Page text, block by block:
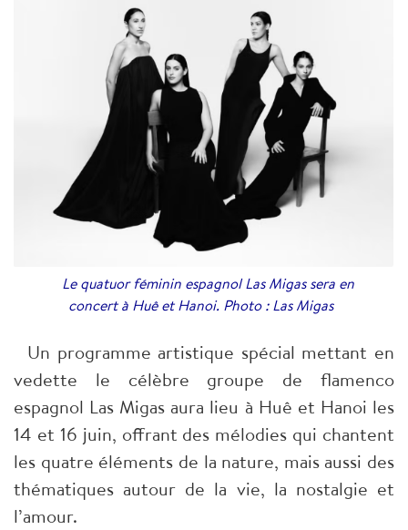
Le quatuor féminin espagnol Las Migas sera en
concert à Huê et Hanoi. Photo : Las Migas
Un programme artistique spécial mettant en
vedette le célèbre groupe de flamenco
espagnol Las Migas aura lieu à Huê et Hanoi les
14 et 16 juin, offrant des mélodies qui chantent
les quatre éléments de la nature, mais aussi des
thématiques autour de la vie, la nostalgie et
l’amour.